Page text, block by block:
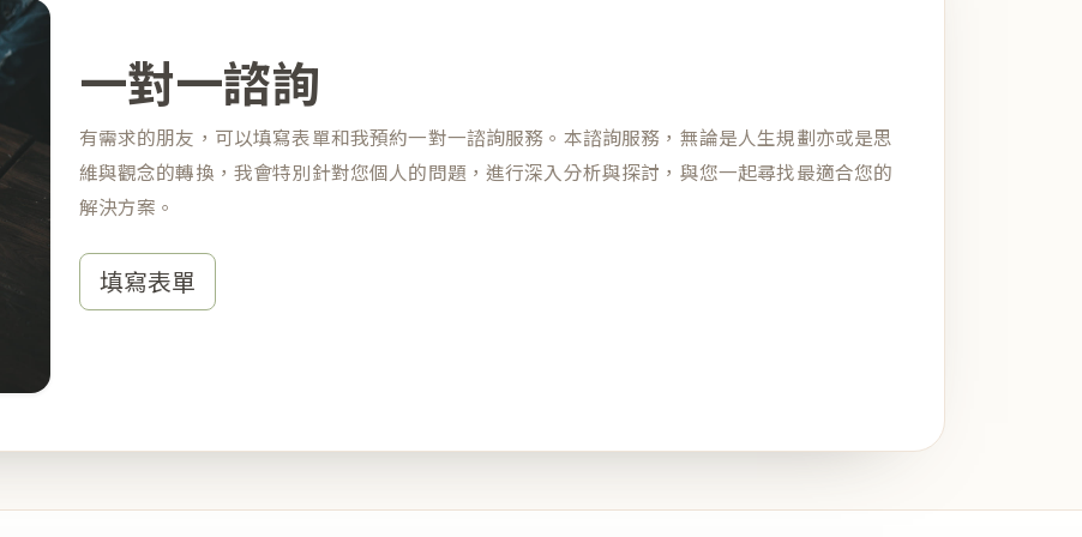
一對一諮詢
有需求的朋友，可以填寫表單和我預約一對一諮詢服務。本諮詢服務，無論是人生規劃亦或是思
維與觀念的轉換，我會特別針對您個人的問題，進行深入分析與探討，與您一起尋找最適合您的
解決方案。
填寫表單